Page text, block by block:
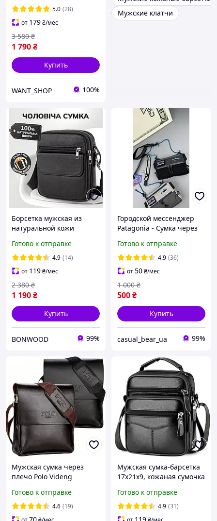
документов и телефона,
черная
5.0 (28)
от 179₴/мес
1 790₴
3 580 ₴
Купить
WANT_SHOP 100%
Мужские клатчи
Борсетка мужская из
натуральной кожи
мессенджер для
телефона и мелочей,
черный
Готово к отправке
4.9 (14)
от 119₴/мес
1 190₴
2 380 ₴
Купить
BONWOOD 99%
Городской мессенджер
Patagonia - Сумка через
барсетка Черный
Готово к отправке
4.9 (36)
от50₴/мес
500₴
1 000 ₴
Купить
casual_bear_ua 99%
Мужская сумка через
плечо Polo Videng
планшет+Подарок
Готово к отправке
4.6 (19)
Мужская сумка-барсетка
17x21x9, кожаная сумочка
75003 черная
Готово к отправке
4.9 (31)